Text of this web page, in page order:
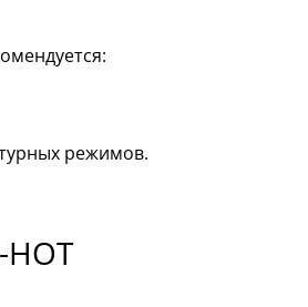
режимов.